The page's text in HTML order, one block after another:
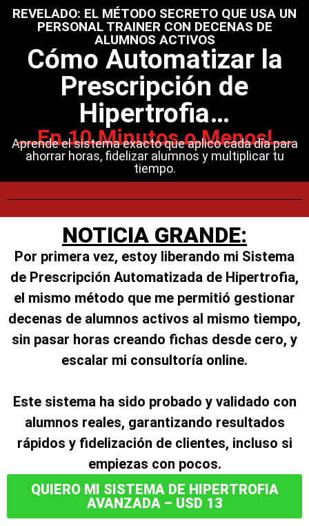
REVELADO: EL MÉTODO SECRETO QUE USA UN
PERSONAL TRAINER CON DECENAS DE
ALUMNOS ACTIVOS
Cómo Automatizar la
Prescripción de
Hipertrofia…
En 10 Minutos o Menos!
Aprende el sistema exacto que aplico cada día para
ahorrar horas, fidelizar alumnos y multiplicar tu
tiempo.
NOTICIA GRANDE:
Por primera vez, estoy liberando mi Sistema
de Prescripción Automatizada de Hipertrofia,
el mismo método que me permitió gestionar
decenas de alumnos activos al mismo tiempo,
sin pasar horas creando fichas desde cero, y
escalar mi consultoría online.
Este sistema ha sido probado y validado con
alumnos reales, garantizando resultados
rápidos y fidelización de clientes, incluso si
empiezas con pocos.
QUIERO MI SISTEMA DE HIPERTROFIA
AVANZADA – USD 13